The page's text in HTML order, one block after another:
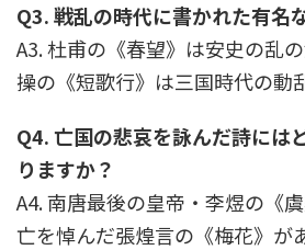
Q3. 戦乱の時代に書かれた有名
A3. 杜甫の《春望》は安史の乱
操の《短歌行》は三国時代の動
Q4. 亡国の悲哀を詠んだ詩には
りますか？
A4. 南唐最後の皇帝・李煜の《
亡を悼んだ張煌言の《梅花》が